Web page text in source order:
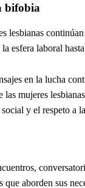
bifobia
lesbianas
esfera laboral
en la lucha
mujeres
y el respeto a
aborden sus